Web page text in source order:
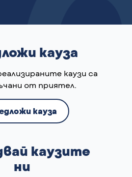
кауза
каузи са
от приятел.
кауза
каузите
ни